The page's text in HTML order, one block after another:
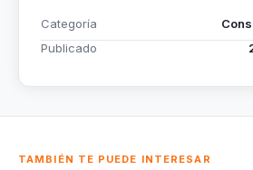
Categoría
Publicado
TAMBIÉN TE PUEDE INTERESAR